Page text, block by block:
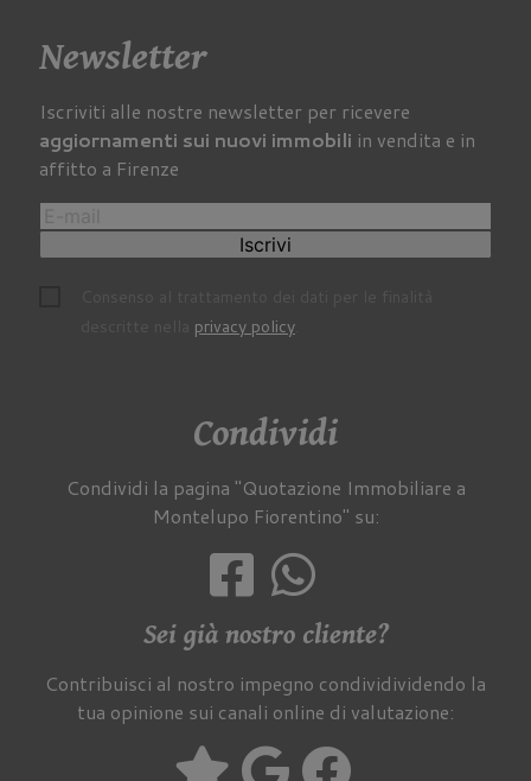
Newsletter
Iscriviti alle nostre newsletter per ricevere
aggiornamenti sui nuovi immobili in vendita e in
affitto a Firenze
Iscrivi
privacy policy.
Condividi
Condividi la pagina "Quotazione Immobiliare a
Montelupo Fiorentino" su:
Sei già nostro cliente?
Contribuisci al nostro impegno condividividendo la
tua opinione sui canali online di valutazione: